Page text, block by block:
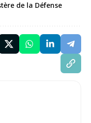
de la Défense